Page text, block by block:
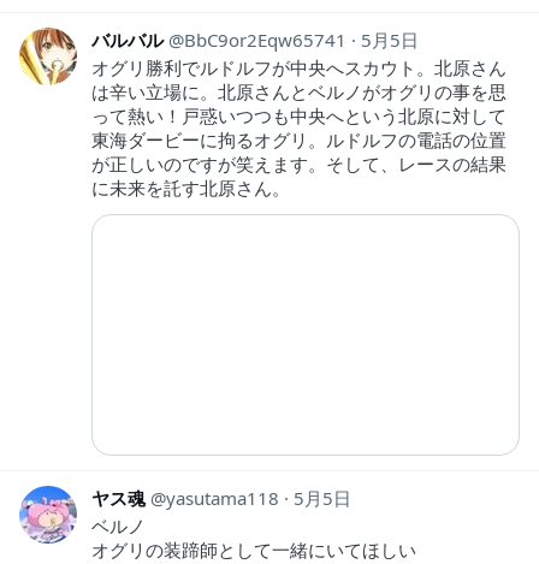
バルバル BbC9or2Eqw65741
5月5日
オグリ勝利でルドルフが中央へスカウト。北原さん
は辛い立場に。北原さんとベルノがオグリの事を思
って熱い！戸惑いつつも中央へという北原に対して
東海ダービーに拘るオグリ。ルドルフの電話の位置
が正しいのですが笑えます。そして、レースの結果
に未来を託す北原さん。
ヤス魂 yasutama118
5月5日
ベルノ
オグリの装蹄師として一緒にいてほしい